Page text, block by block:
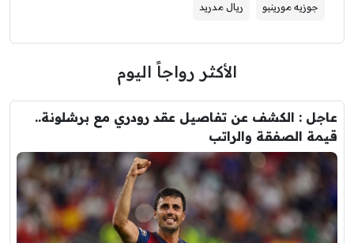
جوزيه مورينيو ريال مدريد
الأكثر رواجاً اليوم
عاجل : الكشف عن تفاصيل عقد رودري مع برشلونة..
قيمة الصفقة والراتب